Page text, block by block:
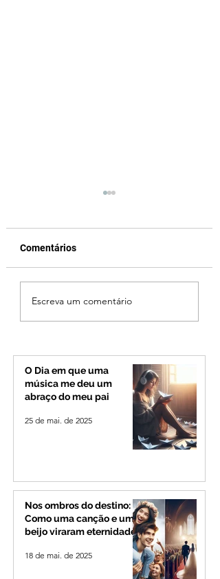
Criança de 2 anos
morre em capotamento
na Zona Rural de Ibiá
Comentários
Escreva um comentário
O Dia em que uma
música me deu um
abraço do meu pai
25 de mai. de 2025
Nos ombros do destino:
Como uma canção e um
beijo viraram eternidade
18 de mai. de 2025